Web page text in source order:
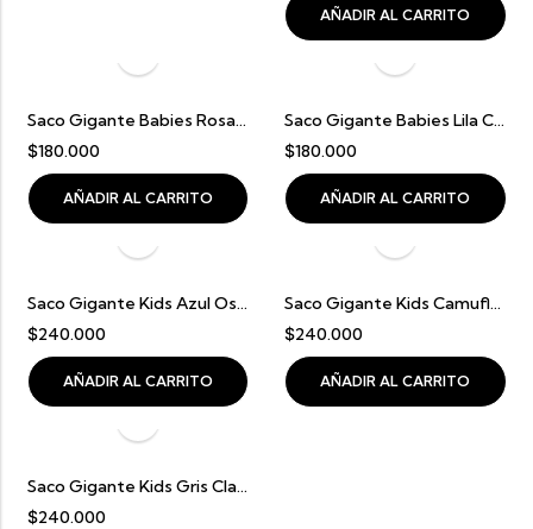
AÑADIR AL CARRITO
Saco Gigante Babies Rosado Con Beige (2 A 5 Años)
$180.000
AÑADIR AL CARRITO
Saco Gigante Babies Lila Con Beige
$180.000
AÑADIR AL CARRITO
Saco Gigante Kids Azul Oscuro Con Gris (6 A 12 Años)
$240.000
AÑADIR AL CARRITO
Saco Gigante Kids Camuflado Con Gris Claro (6 A 12 Años)
$240.000
AÑADIR AL CARRITO
Saco Gigante Kids Gris Claro Con Gris Oscuro (6 A 12 Años)
$240.000